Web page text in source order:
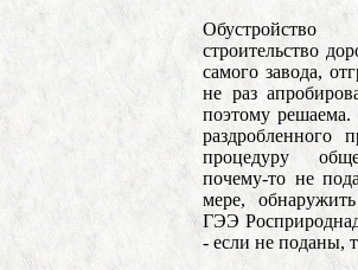
строительство
самого завода,
не раз
поэтому решаема.
раздробленного
процедуру
почему-то не
мере,
ГЭЭ
- если не поданы,